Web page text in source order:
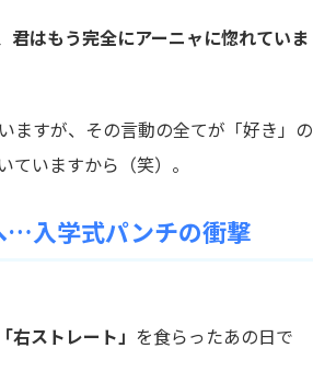
君はもう完全にアーニャに惚れていま
ますが、その言動の全てが「好き」の
いますから（笑）。
…入学式パンチの衝撃
「右ストレート」 を食らったあの日で